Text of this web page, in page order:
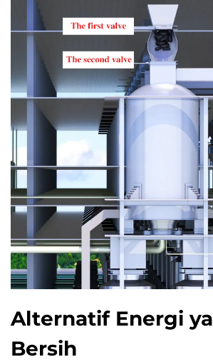
Alternatif Energi
Bersih